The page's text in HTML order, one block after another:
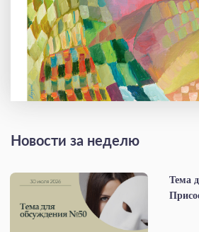
Новости за неделю
Тема